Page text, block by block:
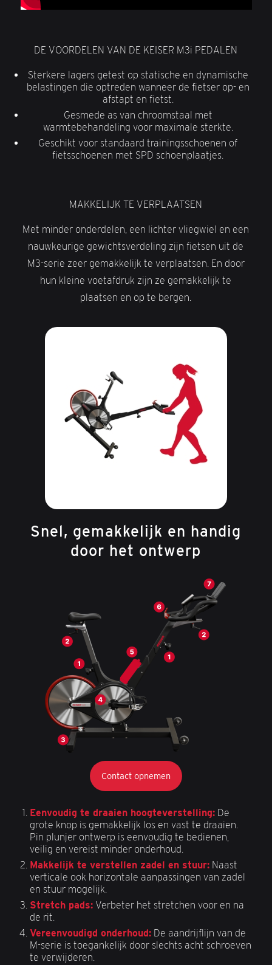
DE VOORDELEN VAN DE KEISER M3i PEDALEN
Sterkere lagers getest op statische en dynamische
belastingen die optreden wanneer de fietser op- en
afstapt en fietst.
Gesmede as van chroomstaal met
warmtebehandeling voor maximale sterkte.
Geschikt voor standaard trainingsschoenen of
fietsschoenen met SPD schoenplaatjes.
MAKKELIJK TE VERPLAATSEN
Met minder onderdelen, een lichter vliegwiel en een
nauwkeurige gewichtsverdeling zijn fietsen uit de
M3-serie zeer gemakkelijk te verplaatsen. En door
hun kleine voetafdruk zijn ze gemakkelijk te
plaatsen en op te bergen.
Snel, gemakkelijk en handig
door het ontwerp
Contact opnemen
Eenvoudig te draaien hoogteverstelling:De
grote knop is gemakkelijk los en vast te draaien.
Pin plunjer ontwerp is eenvoudig te bedienen,
veilig en vereist minder onderhoud.
Makkelijk te verstellen zadel en stuur:Naast
verticale ook horizontale aanpassingen van zadel
en stuur mogelijk.
Stretch pads:Verbeter het stretchen voor en na
de rit.
Vereenvoudigd onderhoud:De aandrijflijn van de
M-serie is toegankelijk door slechts acht schroeven
te verwijderen.